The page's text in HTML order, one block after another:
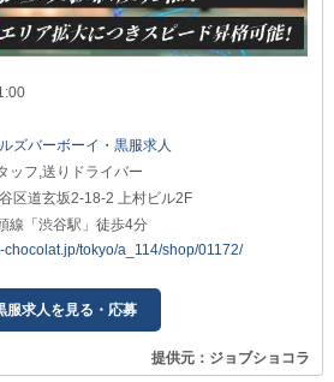
ズバーボーイ・黒服求人
ッフ,送りドライバー
区道玄坂2-18-2 上村ビル2F
線「渋谷駅」徒歩4分
chocolat.jp/tokyo/a_114/shop/01172/
服求人を見る・応募
提供元：ジョブショコラ